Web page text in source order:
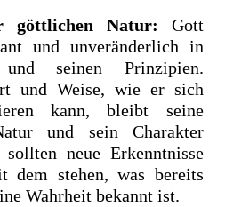
göttlichen Natur: Gott
und unveränderlich in
seinen Prinzipien.
und Weise, wie er sich
kann, bleibt seine
und sein Charakter
sollten neue Erkenntnisse
dem stehen, was bereits
Wahrheit bekannt ist.